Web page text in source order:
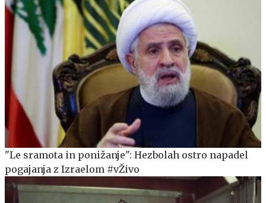
"Le sramota in ponižanje": Hezbolah ostro napadel
pogajanja z Izraelom #vŽivo